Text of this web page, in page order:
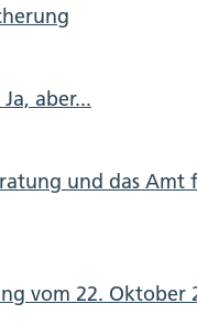
aber...
und das
vom 22. Oktober